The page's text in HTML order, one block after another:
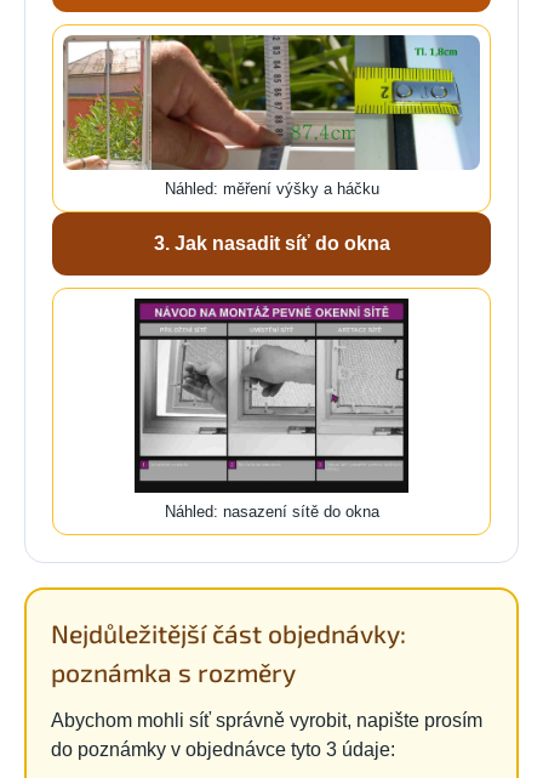
Náhled: měření výšky a háčku
3. Jak nasadit síť do okna
Náhled: nasazení sítě do okna
Nejdůležitější část objednávky:
poznámka s rozměry
Abychom mohli síť správně vyrobit, napište prosím
do poznámky v objednávce tyto 3 údaje: